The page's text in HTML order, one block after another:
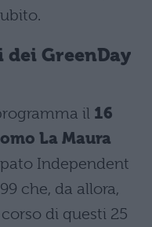
dei GreenDay
il 16
La Maura
Independent
che, da allora,
di questi 25